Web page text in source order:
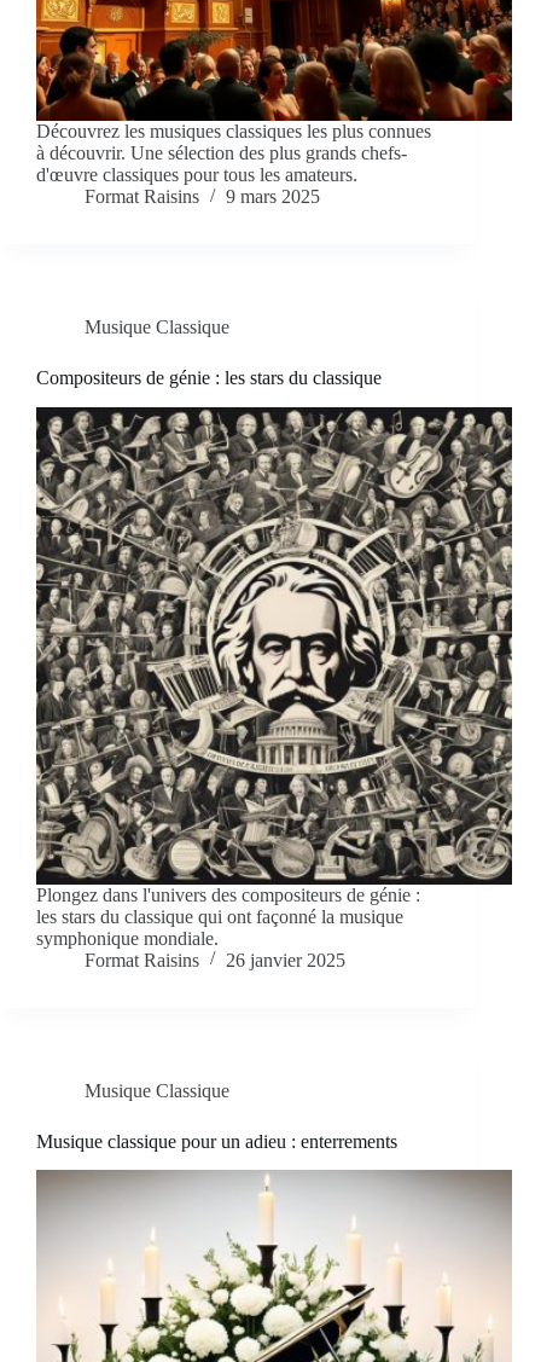
Découvrez les musiques classiques les plus connues
à découvrir. Une sélection des plus grands chefs-
d'œuvre classiques pour tous les amateurs.
Format Raisins
9 mars 2025
Musique Classique
Compositeurs de génie : les stars du classique
Plongez dans l'univers des compositeurs de génie :
les stars du classique qui ont façonné la musique
symphonique mondiale.
Format Raisins
26 janvier 2025
Musique Classique
Musique classique pour un adieu : enterrements